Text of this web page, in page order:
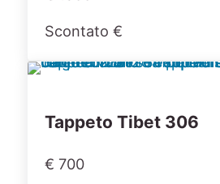
Scontato €
Tappeto Tibet 306
€ 700